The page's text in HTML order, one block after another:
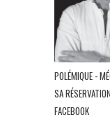
POLÉMIQUE -
SA
FACEBOOK